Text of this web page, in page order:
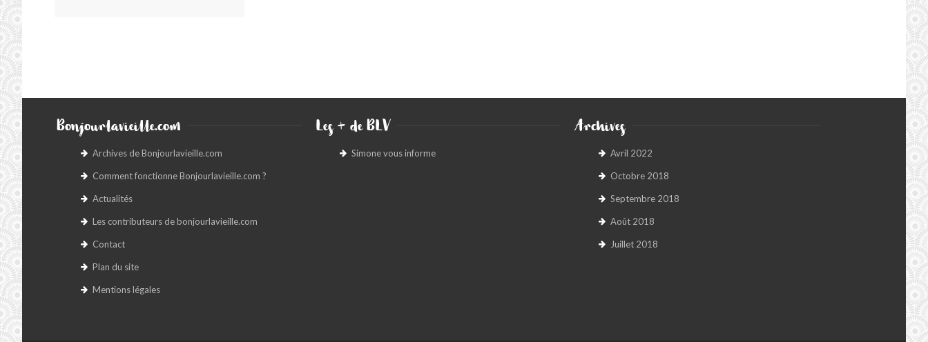
Bonjourlavieille.com
Archives de Bonjourlavieille.com
Comment fonctionne Bonjourlavieille.com ?
Actualités
Les contributeurs de bonjourlavieille.com
Contact
Plan du site
Mentions légales
Les + de BLV
Simone vous informe
Archives
Avril 2022
Octobre 2018
Septembre 2018
Août 2018
Juillet 2018